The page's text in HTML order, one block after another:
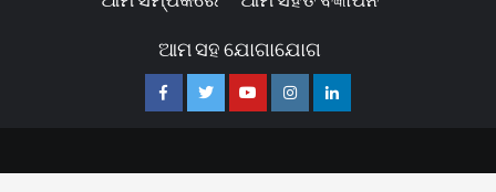
ଆମ ସହ ଯୋଗାଯୋଗ
FacebookTwitterYoutubeInstagramLinkedin